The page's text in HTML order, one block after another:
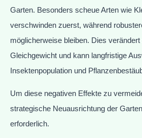
Garten. Besonders scheue Arten wie
verschwinden zuerst, während
möglicherweise bleiben. Dies
Gleichgewicht und kann langfristige
Insektenpopulation und
Um diese negativen Effekte zu
strategische Neuausrichtung der
erforderlich.